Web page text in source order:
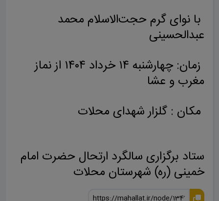
با نوای گرم حجت‌الاسلام محمد
عبدالحسینی
زمان: چهارشنبه ۱۴ خرداد ۱۴۰۴ از نماز
مغرب و عشا
مکان : گلزار شهدای محلات
ستاد برگزاری سالگرد ارتحال حضرت امام
خمینی (ره) شهرستان محلات